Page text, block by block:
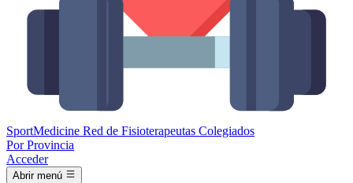
SportMedicine Red de Fisioterapeutas Colegiados
Por Provincia
Acceder
Abrir menú